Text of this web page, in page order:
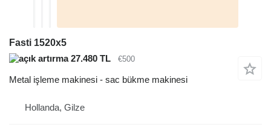
Fasti 1520x5
27.480 TL
€500
Metal işleme makinesi - sac bükme makinesi
Hollanda, Gilze